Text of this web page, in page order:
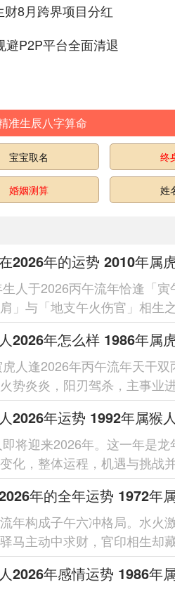
8月跨界项目分红
P2P平台全面清退
准生辰八字算命
宝宝取名 终
婚姻测算 姓
2026年的运势 2010年属
人于2026丙午流年恰逢「寅
」与「地支午火伤官」相生
象，主聪慧...
人逢2026年丙午流年天干双
势炎炎，阳刃驾杀，主事业
耗；健康留意心火过...
将迎来2026年。这一年是
化，整体运程，机遇与挑战
的细节。整体运势...
年构成子午六冲格局。水火
马主动中求财，官印相生却
之力可缓冲突，于...